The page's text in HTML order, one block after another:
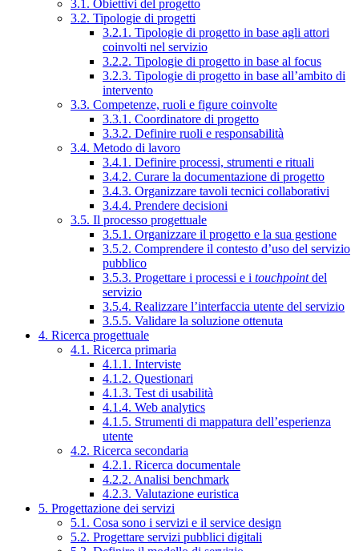
3.1. Obiettivi del progetto
3.2. Tipologie di progetti
3.2.1. Tipologie di progetto in base agli attori
coinvolti nel servizio
3.2.2. Tipologie di progetto in base al focus
3.2.3. Tipologie di progetto in base all’ambito di
intervento
3.3. Competenze, ruoli e figure coinvolte
3.3.1. Coordinatore di progetto
3.3.2. Definire ruoli e responsabilità
3.4. Metodo di lavoro
3.4.1. Definire processi, strumenti e rituali
3.4.2. Curare la documentazione di progetto
3.4.3. Organizzare tavoli tecnici collaborativi
3.4.4. Prendere decisioni
3.5. Il processo progettuale
3.5.1. Organizzare il progetto e la sua gestione
3.5.2. Comprendere il contesto d’uso del servizio
pubblico
3.5.3. Progettare i processi e i touchpointdel
servizio
3.5.4. Realizzare l’interfaccia utente del servizio
3.5.5. Validare la soluzione ottenuta
4. Ricerca progettuale
4.1. Ricerca primaria
4.1.1. Interviste
4.1.2. Questionari
4.1.3. Test di usabilità
4.1.4. Web analytics
4.1.5. Strumenti di mappatura dell’esperienza
utente
4.2. Ricerca secondaria
4.2.1. Ricerca documentale
4.2.2. Analisi benchmark
4.2.3. Valutazione euristica
5. Progettazione dei servizi
5.1. Cosa sono i servizi e il service design
5.2. Progettare servizi pubblici digitali